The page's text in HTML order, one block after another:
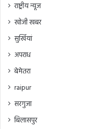
राष्ट्रीय न्यूज
खोजी खबर
सुर्खियां
अपराध
बेमेतरा
raipur
सरगुजा
बिलासपुर